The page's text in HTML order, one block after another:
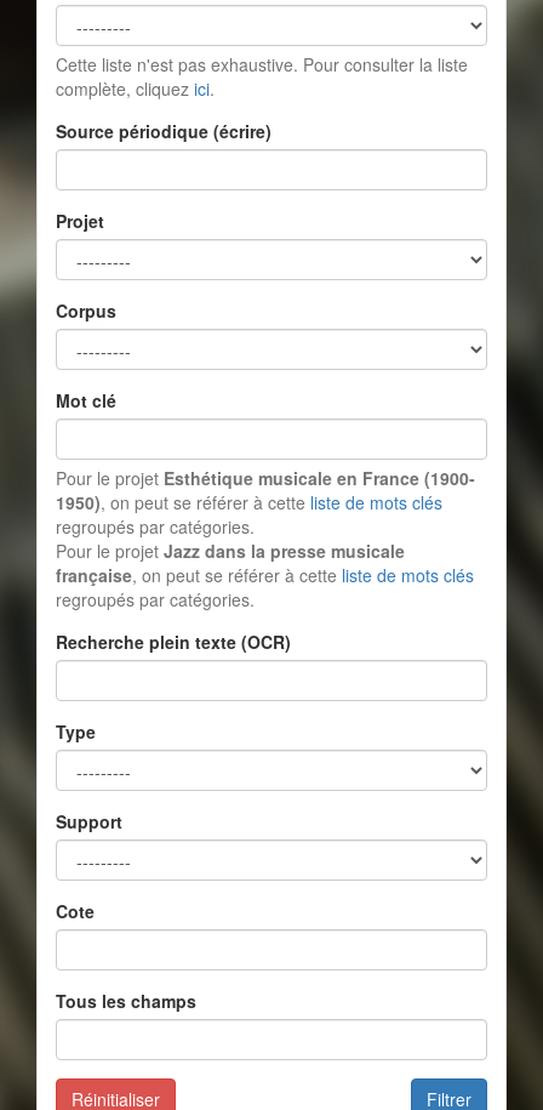
Cette liste n'est pas exhaustive. Pour consulter la liste
complète, cliquez ici.
Source périodique (écrire)
Projet
Corpus
Mot clé
Pour le projet Esthétique musicale en France (1900-
1950), on peut se référer à cette liste de mots clés
regroupés par catégories.
Pour le projet Jazz dans la presse musicale
française, on peut se référer à cette liste de mots clés
regroupés par catégories.
Recherche plein texte (OCR)
Type
Support
Cote
Tous les champs
Filtrer
Réinitialiser